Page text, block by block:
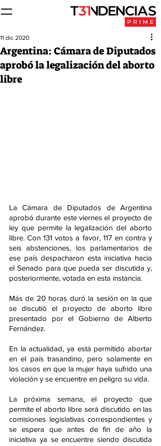
Argentina: Cámara de Diputados
aprobó la legalización del aborto
libre
11 dic 2020
La Cámara de Diputados de Argentina
aprobó durante este viernes el proyecto de
ley que permite la legalización del aborto
libre. Con 131 votos a favor, 117 en contra y
seis abstenciones, los parlamentarios de
ese país despacharon esta iniciativa hacia
el Senado para que pueda ser discutida y,
posteriormente, votada en esta instancia.
Más de 20 horas duró la sesión en la que
se discutió el proyecto de aborto libre
presentado por el Gobierno de Alberto
Fernández.
En la actualidad, ya está permitido abortar
en el país trasandino, pero solamente en
los casos en que la mujer haya sufrido una
violación y se encuentre en peligro su vida.
La próxima semana, el proyecto que
permite el aborto libre será discutido en las
comisiones legislativas correspondientes y
se espera que antes de fin de año la
iniciativa ya se encuentre siendo discutida